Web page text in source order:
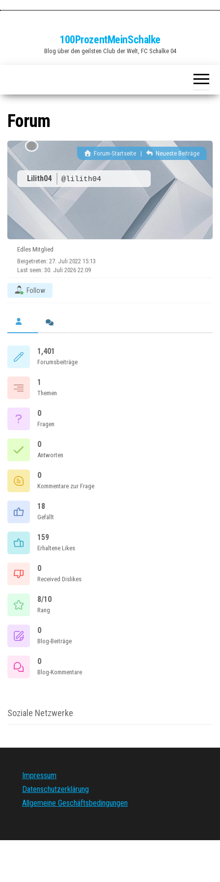
100ProzentMeinSchalke
Blog über den geilsten Club der Welt, FC Schalke 04
Forum
Lilith04 @lilith04
Forum-Startseite| Neueste Beiträge
Edles Mitglied
Beigetreten: 27. Juli 2022 15:13
Last seen: 30. Juli 2026 22:09
Follow
1,401
Forumsbeiträge
1
Themen
0
Fragen
0
Antworten
0
Kommentare zur Frage
18
Gefällt
159
Erhaltene Likes
0
Received Dislikes
8/10
Rang
0
Blog-Beiträge
0
Blog-Kommentare
Soziale Netzwerke
Impressum
Datenschutzerklärung
Allgemeine Geschäftsbedingungen